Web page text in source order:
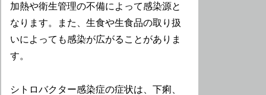
加熱や衛生管理の不備によって感染源と
なります。また、生食や生食品の取り扱
いによっても感染が広がることがありま
す。
シトロバクター感染症の症状は、下痢、